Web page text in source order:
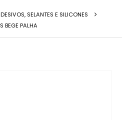
SELANTES E SILICONES
BEGE PALHA